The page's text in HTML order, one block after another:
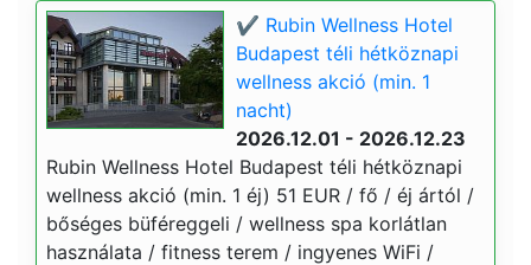
✔️ Rubin Wellness Hotel
Budapest téli hétköznapi
wellness akció (min. 1
nacht)
2026.12.01 - 2026.12.23
Rubin Wellness Hotel Budapest téli hétköznapi
wellness akció (min. 1 éj) 51 EUR / fő / éj ártól /
bőséges büféreggeli / wellness spa korlátlan
használata / fitness terem / ingyenes WiFi /